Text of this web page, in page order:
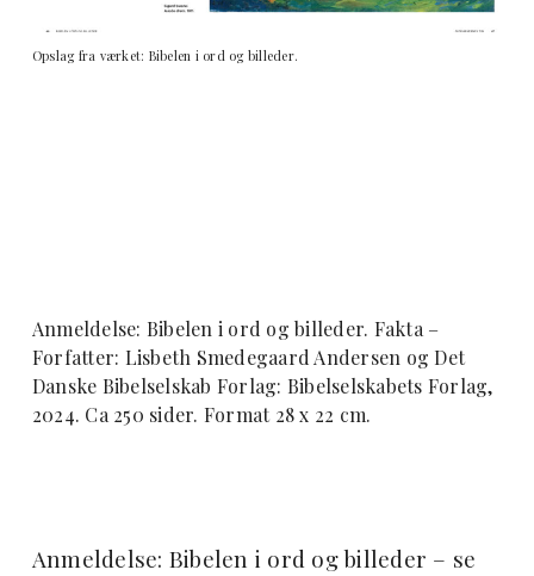
Opslag fra værket: Bibelen i ord og billeder.
Anmeldelse: Bibelen i ord og billeder. Fakta –
Forfatter: Lisbeth Smedegaard Andersen og Det
Danske Bibelselskab Forlag: Bibelselskabets Forlag,
2024. Ca 250 sider. Format 28 x 22 cm.
Anmeldelse: Bibelen i ord og billeder – se